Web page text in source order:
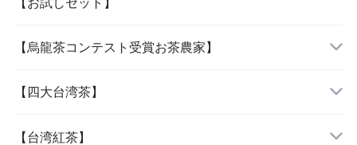
「女性に人気の三種」
【烏龍茶コンテスト受賞お茶農家】
『阿里山烏龍茶』
『杉林溪烏龍茶』
【四大台湾茶】
『木柵鉄観音』
【台湾紅茶】